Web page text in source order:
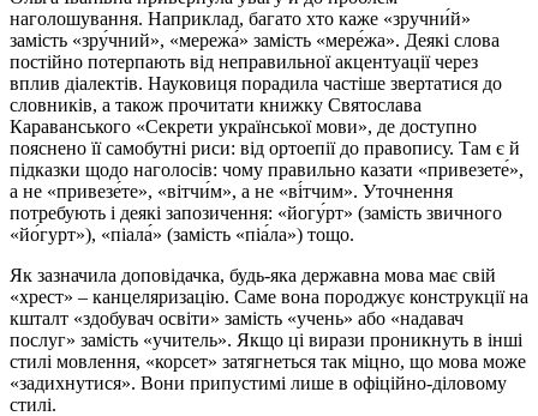
наголошування. Наприклад, багато хто каже «зручни́й»
замість «зру́чний», «мережа́» замість «мере́жа». Деякі слова
постійно потерпають від неправильної акцентуації через
вплив діалектів. Науковиця порадила частіше звертатися до
словників, а також прочитати книжку Святослава
Караванського «Секрети української мови», де доступно
пояснено її самобутні риси: від ортоепії до правопису. Там є й
підказки щодо наголосів: чому правильно казати «привезете́»,
а не «привезе́те», «вітчи́м», а не «ві́тчим». Уточнення
потребують і деякі запозичення: «йогу́рт» (замість звичного
«йо́гурт»), «піала́» (замість «піа́ла») тощо.
Як зазначила доповідачка, будь-яка державна мова має свій
«хрест» – канцеляризацію. Саме вона породжує конструкції на
кшталт «здобувач освіти» замість «учень» або «надавач
послуг» замість «учитель». Якщо ці вирази проникнуть в інші
стилі мовлення, «корсет» затягнеться так міцно, що мова може
«задихнутися». Вони припустимі лише в офіційно-діловому
стилі.